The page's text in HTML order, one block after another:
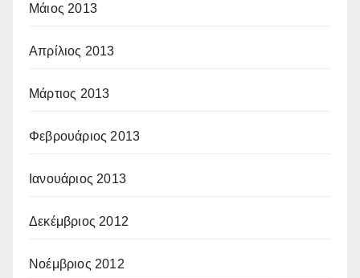
Μάιος 2013
Απρίλιος 2013
Μάρτιος 2013
Φεβρουάριος 2013
Ιανουάριος 2013
Δεκέμβριος 2012
Νοέμβριος 2012